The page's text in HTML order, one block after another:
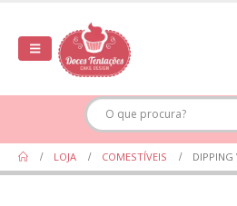
LOJA COMESTÍVEIS DIPPING